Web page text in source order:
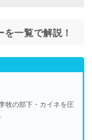
一覧で解説！
牧の部下・カイネを圧